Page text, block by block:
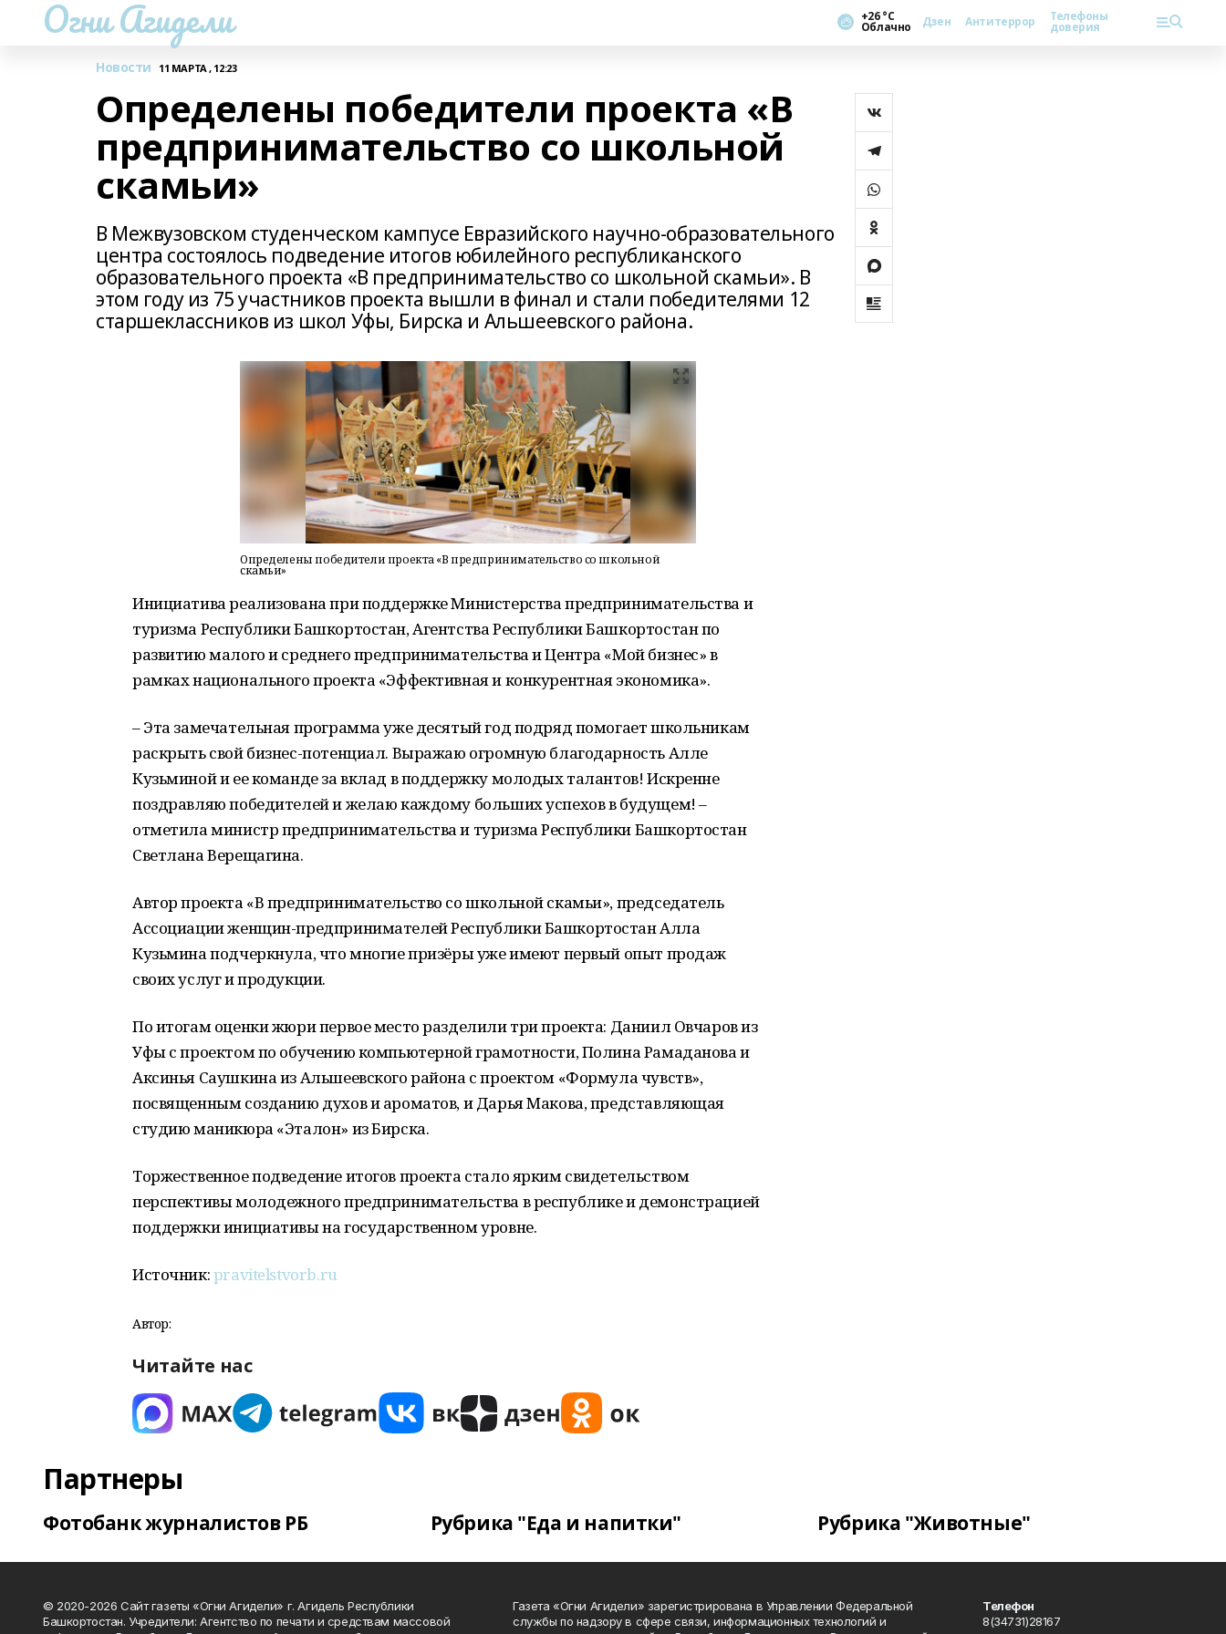
Огни Агидели +26 °С
Облачно Дзен Антитеррор Телефоны
доверия
Новости 11 МАРТА , 12:23
Определены победители проекта «В
предпринимательство со школьной
скамьи»
В Межвузовском студенческом кампусе Евразийского научно-образовательного
центра состоялось подведение итогов юбилейного республиканского
образовательного проекта «В предпринимательство со школьной скамьи». В
этом году из 75 участников проекта вышли в финал и стали победителями 12
старшеклассников из школ Уфы, Бирска и Альшеевского района.
Определены победители проекта «В предпринимательство со школьной
скамьи»
Инициатива реализована при поддержке Министерства предпринимательства и
туризма Республики Башкортостан, Агентства Республики Башкортостан по
развитию малого и среднего предпринимательства и Центра «Мой бизнес» в
рамках национального проекта «Эффективная и конкурентная экономика».
– Эта замечательная программа уже десятый год подряд помогает школьникам
раскрыть свой бизнес-потенциал. Выражаю огромную благодарность Алле
Кузьминой и ее команде за вклад в поддержку молодых талантов! Искренне
поздравляю победителей и желаю каждому больших успехов в будущем! –
отметила министр предпринимательства и туризма Республики Башкортостан
Светлана Верещагина.
Автор проекта «В предпринимательство со школьной скамьи», председатель
Ассоциации женщин-предпринимателей Республики Башкортостан Алла
Кузьмина подчеркнула, что многие призёры уже имеют первый опыт продаж
своих услуг и продукции.
По итогам оценки жюри первое место разделили три проекта: Даниил Овчаров из
Уфы с проектом по обучению компьютерной грамотности, Полина Рамаданова и
Аксинья Саушкина из Альшеевского района с проектом «Формула чувств»,
посвященным созданию духов и ароматов, и Дарья Макова, представляющая
студию маникюра «Эталон» из Бирска.
Торжественное подведение итогов проекта стало ярким свидетельством
перспективы молодежного предпринимательства в республике и демонстрацией
поддержки инициативы на государственном уровне.
Источник:pravitelstvorb.ru
Автор:
Читайте нас
Партнеры
Фотобанк журналистов РБ Рубрика "Еда и напитки" Рубрика "Животные"
© 2020-2026 Сайт газеты «Огни Агидели» г. Агидель Республики
Башкортостан. Учредители: Агентство по печати и средствам массовой
Газета «Огни Агидели» зарегистрирована в Управлении Федеральной
службы по надзору в сфере связи, информационных технологий и
Телефон
8(34731)28167